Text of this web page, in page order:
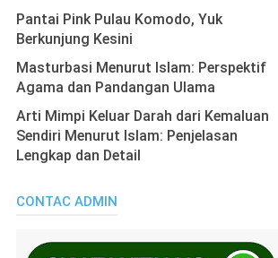
Pantai Pink Pulau Komodo, Yuk
Berkunjung Kesini
Masturbasi Menurut Islam: Perspektif
Agama dan Pandangan Ulama
Arti Mimpi Keluar Darah dari Kemaluan
Sendiri Menurut Islam: Penjelasan
Lengkap dan Detail
CONTAC ADMIN